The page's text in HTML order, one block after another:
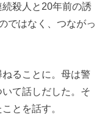
殺人と20年前の誘
ではなく、つながっ
ることに。母は警
て話しだした。そ
とを話す。